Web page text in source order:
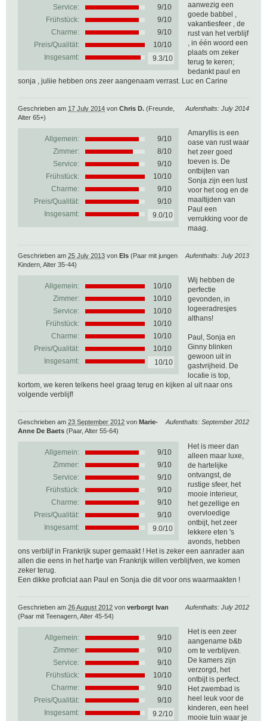
Service:
9/10
Frühstück:
9/10
Charme:
9/10
Preis/Qualität:
10/10
Insgesamt:
9.3/10
aanwezig een
goede babbel ,
vakantiesfeer , de
rust van het verblijf
, in één woord een
plaats om zeker
terug te keren;
bedankt paul en
sonja , juliie hebben ons zeer aangenaam verrast. Luc en Carine
Aufenthalts: July 2014
Geschrieben am 17 July 2014 von Chris D. (Freunde,
Alter 65+)
Allgemein: 9/10
Zimmer:
8/10
Service:
9/10
Frühstück:
10/10
Charme:
9/10
Preis/Qualität:
9/10
Insgesamt:
9.0/10
Amaryllis is een
oase van rust waar
het zeer goed
toeven is. De
ontbijten van
Sonja zijn een lust
voor het oog en de
maaltijden van
Paul een
verrukking voor de
maag.
Aufenthalts: July 2013
Geschrieben am 25 July 2013 von Els (Paar mit jungen
Kindern, Alter 35-44)
Allgemein: 10/10
Zimmer:
10/10
Service:
10/10
Frühstück:
10/10
Charme:
10/10
Preis/Qualität:
10/10
Insgesamt:
10/10
Wij hebben de
perfectie
gevonden, in
logeeradresjes
althans!
Paul, Sonja en
Ginny blinken
gewoon uit in
gastvrijheid. De
locatie is top,
kortom, we keren telkens heel graag terug en kijken al uit naar ons
volgende verblijf!
Aufenthalts: September 2012
Geschrieben am 23 September 2012 von Marie-
Anne De Baets (Paar, Alter 55-64)
Allgemein: 9/10
Zimmer:
9/10
Service:
9/10
Frühstück:
9/10
Charme:
9/10
Preis/Qualität:
9/10
Insgesamt:
9.0/10
Het is meer dan
alleen maar luxe,
de hartelijke
ontvangst, de
rustige sfeer, het
mooie interieur,
het gezellige en
overvloedige
ontbijt, het zeer
lekkere eten 's
avonds, hebben
ons verblijf in Frankrijk super gemaakt ! Het is zeker een aanrader aan
allen die eens in het hartje van Frankrijk willen verblijfven, we komen
zeker terug.
Een dikke proficiat aan Paul en Sonja die dit voor ons waarmaakten !
Aufenthalts: July 2012
Geschrieben am 26 August 2012 von verborgt Ivan
(Paar mit Teenagern, Alter 45-54)
Allgemein: 9/10
Zimmer:
9/10
Service:
9/10
Frühstück:
10/10
Charme:
9/10
Preis/Qualität:
9/10
Insgesamt:
9.2/10
Het is een zeer
aangename b&b
om te verblijven.
De kamers zijn
verzorgd, het
ontbijt is perfect.
Het zwembad is
heel leuk voor de
kinderen, een heel
mooie tuin waar je